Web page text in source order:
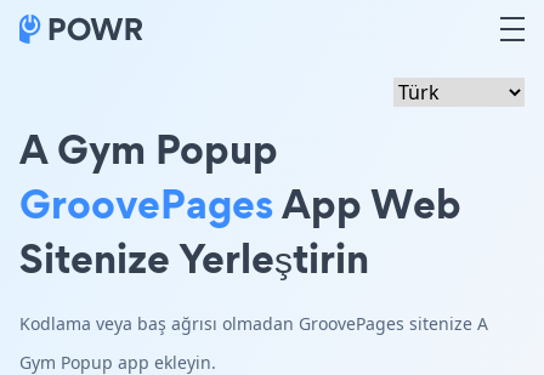
A Gym Popup
GroovePagesApp Web
Sitenize Yerleştirin
Kodlama veya baş ağrısı olmadan GroovePages sitenize A
Gym Popup app ekleyin.